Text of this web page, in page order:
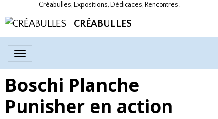
Créabulles, Expositions, Dédicaces, Rencontres.
CRÉABULLES
Boschi Planche
Punisher en action